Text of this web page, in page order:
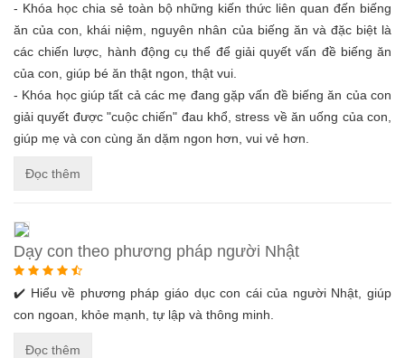
- Khóa học chia sẻ toàn bộ những kiến thức liên quan đến biếng
ăn của con, khái niệm, nguyên nhân của biếng ăn và đặc biệt là
các chiến lược, hành động cụ thể để giải quyết vấn đề biếng ăn
của con, giúp bé ăn thật ngon, thật vui.
- Khóa học giúp tất cả các mẹ đang gặp vấn đề biếng ăn của con
giải quyết được "cuộc chiến" đau khổ, stress về ăn uống của con,
giúp mẹ và con cùng ăn dặm ngon hơn, vui vẻ hơn.
Đọc thêm
Dạy con theo phương pháp người Nhật
✔️ Hiểu về phương pháp giáo dục con cái của người Nhật, giúp
con ngoan, khỏe mạnh, tự lập và thông minh.
Đọc thêm